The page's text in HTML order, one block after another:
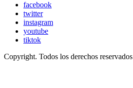
facebook
twitter
instagram
youtube
tiktok
Copyright. Todos los derechos reservados